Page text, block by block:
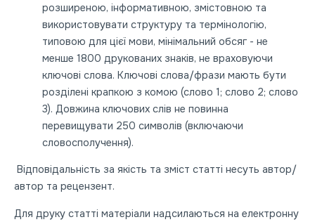
розширеною, інформативною, змістовною та
використовувати структуру та термінологію,
типовою для цієї мови, мінімальний обсяг - не
менше 1800 друкованих знаків, не враховуючи
ключові слова. Ключові слова/фрази мають бути
розділені крапкою з комою (слово 1; слово 2; слово
3). Довжина ключових слів не повинна
перевищувати 250 символів (включаючи
словосполучення).
Відповідальність за якість та зміст статті несуть автор/
автор та рецензент.
Для друку статті матеріали надсилаються на електронну